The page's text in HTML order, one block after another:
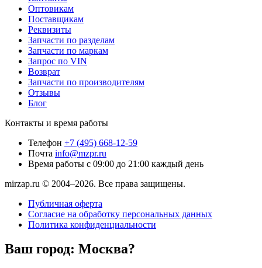
Оптовикам
Поставщикам
Реквизиты
Запчасти по разделам
Запчасти по маркам
Запрос по VIN
Возврат
Запчасти по производителям
Отзывы
Блог
Контакты и время работы
Телефон +7 (495) 668-12-59
Почта info@mzpr.ru
Время работы с 09:00 до 21:00 каждый день
mirzap.ru © 2004–2026. Все права защищены.
Публичная оферта
Согласие на обработку персональных данных
Политика конфиденциальности
Ваш город: Москва?